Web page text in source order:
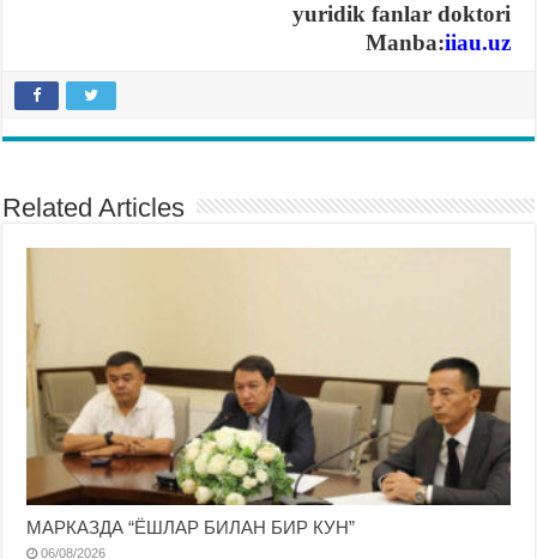
yuridik fanlar doktori
Manba:iiau.uz
Related Articles
МАРКАЗДА “ЁШЛАР БИЛАН БИР КУН”
06/08/2026